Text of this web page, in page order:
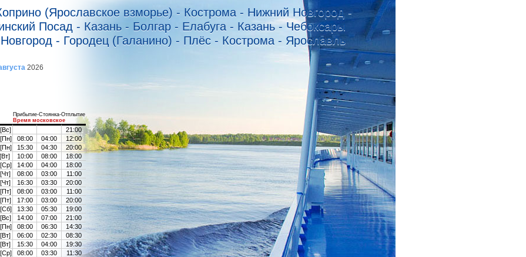
(Ярославское взморье) - Кострома - Нижний Новгород -
Посад - Казань - Болгар - Елабуга - Казань - Чебоксары
- Городец (Галанино) - Плёс - Кострома - Ярославль
2026
Прибытие-Стоянка-Отплытие
Время московское
21:00
[Пн] 08:00 04:00
12:00
[Пн] 15:30 04:30
20:00
10:00 08:00
18:00
[Ср] 14:00 04:00
18:00
08:00 03:00
11:00
16:30 03:30
20:00
08:00 03:00
11:00
17:00 03:00
20:00
[Сб] 13:30 05:30
19:00
14:00 07:00
21:00
[Пн] 08:00 06:30
14:30
06:00 02:30
08:30
15:30 04:00
19:30
[Ср] 08:00 03:30
11:30